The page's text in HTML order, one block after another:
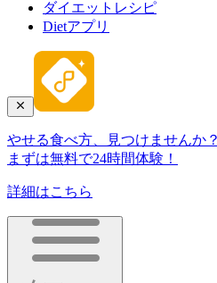
ダイエットレシピ
Dietアプリ
やせる食べ方、見つけませんか？
まずは無料で24時間体験！
詳細はこちら